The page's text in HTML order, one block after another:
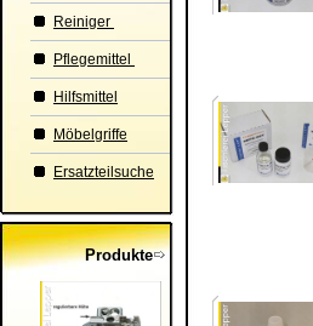
Reiniger
Pflegemittel
Hilfsmittel
Möbelgriffe
Ersatzteilsuche
Produkte